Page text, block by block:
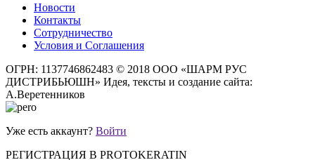
Новости
Контакты
Сотрудничество
Условия и Соглашения
ОГРН: 1137746862483 © 2018 ООО «ШАРМ РУС
ДИСТРИБЬЮШН» Идея, тексты и создание сайта:
А.Веретенников
Уже есть аккаунт? Войти
РЕГИСТРАЦИЯ В PROTOKERATIN